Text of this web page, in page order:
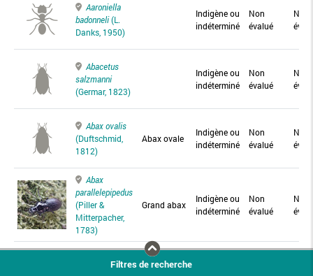
Aaroniella
badonneli(L.
Danks, 1950)
Indigène ou
indéterminé
Non
évalué
Non
Abacetus
salzmanni
(Germar, 1823)
Indigène ou
indéterminé
Non
évalué
Non
Abax ovalis
(Duftschmid,
1812)
Abax ovale
Indigène ou
indéterminé
Non
évalué
Non
Abax
parallelepipedus
(Piller &
Mitterpacher,
1783)
Grand abax
Indigène ou
indéterminé
Non
évalué
Non
Abax
Abax
Filtres de recherche